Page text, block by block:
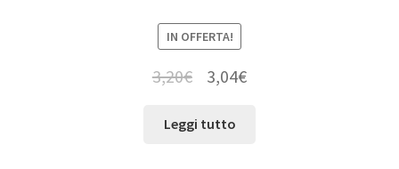
IN OFFERTA!
3,20€ 3,04€
Leggi tutto